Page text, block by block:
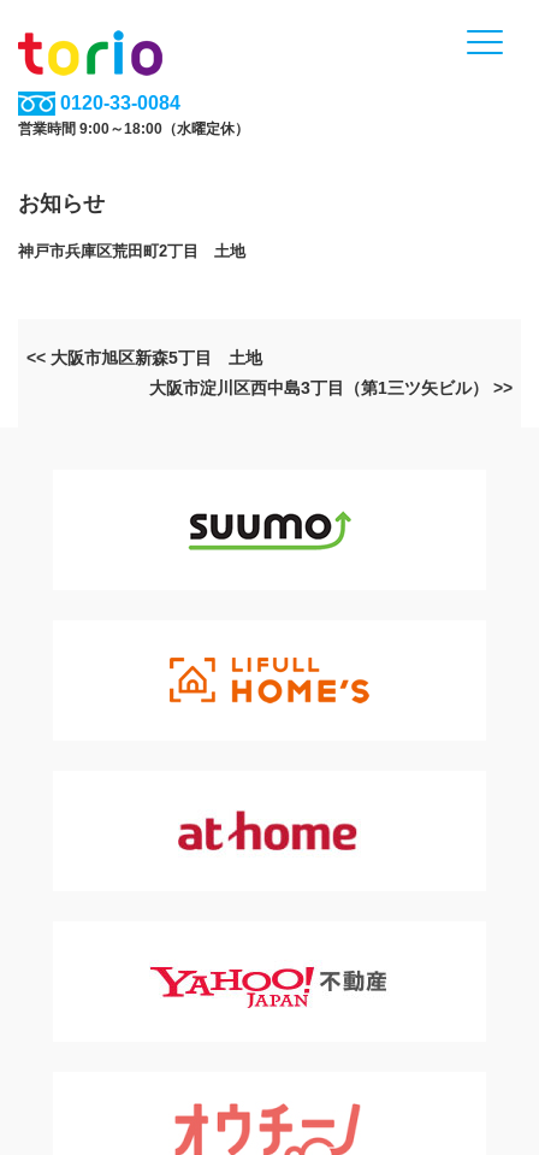
0120-33-0084
営業時間 9:00～18:00（水曜定休）
お知らせ
神戸市兵庫区荒田町2丁目 土地
<< 大阪市旭区新森5丁目 土地
大阪市淀川区西中島3丁目（第1三ツ矢ビル） >>